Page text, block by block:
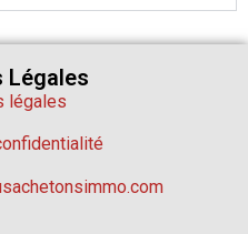
Légales
légales